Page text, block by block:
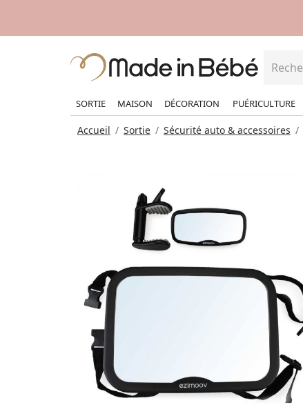
SORTIE MAISON DÉCORATION PUÉRICULTURE
Accueil Sortie Sécurité auto & accessoires